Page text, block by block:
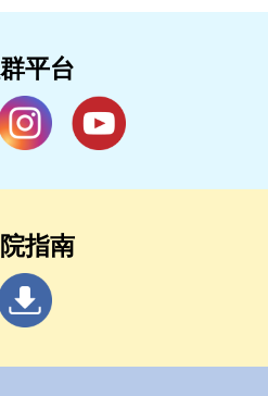
平台
指南